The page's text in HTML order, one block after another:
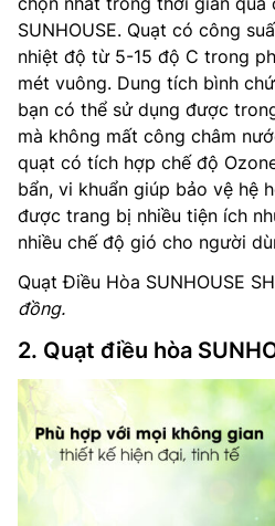
SUNHOUSE. Quạt có công
nhiệt độ từ 5-15 độ C trong
mét vuông. Dung tích bình
bạn có thể sử dụng được
mà không mất công châm
quạt có tích hợp chế độ
bẩn, vi khuẩn giúp bảo vệ hệ
được trang bị nhiều tiện ích
nhiều chế độ gió cho người
Quạt Điều Hòa SUNHOUSE
đồng.
2. Quạt điều hòa